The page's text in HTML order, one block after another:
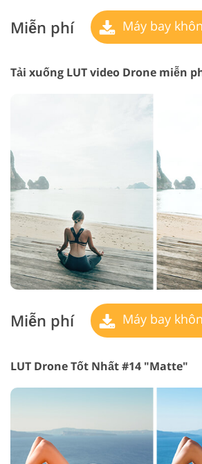
Miễn phí Máy bay
Miễn phí Máy bay
LUT Drone Tốt Nhất #14 "Matte"